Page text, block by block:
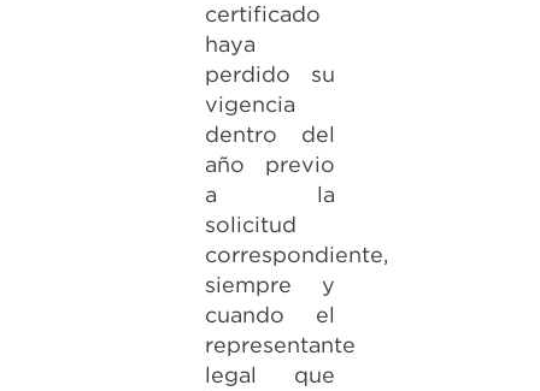
certificado
haya
perdido su
vigencia
dentro del
año previo
a la
solicitud
correspondiente,
siempre y
cuando el
representante
legal que